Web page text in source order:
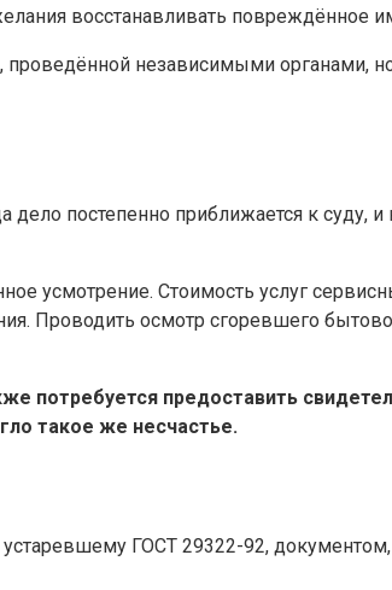
восстанавливать повреждённое
независимыми органами,
дело постепенно приближается к
усмотрение. Стоимость услуг
Проводить осмотр сгоревшего
потребуется предоставить
такое же несчастье.
ГОСТ 29322-92,